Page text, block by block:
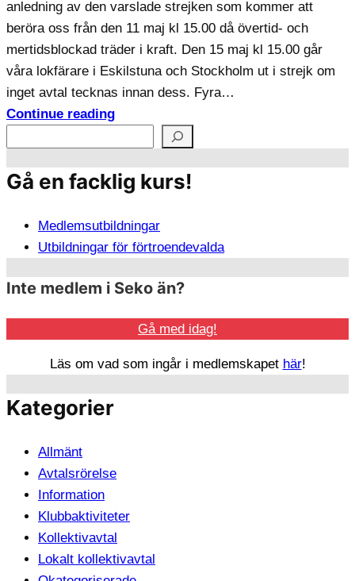
anledning av den varslade strejken som kommer att
beröra oss från den 11 maj kl 15.00 då övertid- och
mertidsblockad träder i kraft. Den 15 maj kl 15.00 går
våra lokfärare i Eskilstuna och Stockholm ut i strejk om
inget avtal tecknas innan dess. Fyra…
Continue reading
k
Gå en facklig kurs!
Medlemsutbildningar
Utbildningar för förtroendevalda
Inte medlem i Seko än?
Gå med idag!
Läs om vad som ingår i medlemskapet här!
Kategorier
Allmänt
Avtalsrörelse
Information
Klubbaktiviteter
Kollektivavtal
Lokalt kollektivavtal